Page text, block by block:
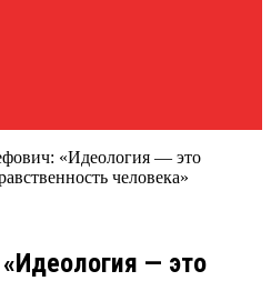
«Идеология — это
человека»
— это